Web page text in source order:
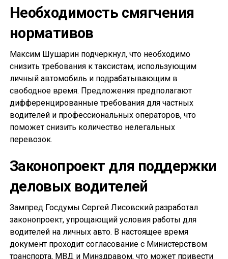
Необходимость смягчения
нормативов
Максим Шушарин подчеркнул, что необходимо
снизить требования к таксистам, использующим
личный автомобиль и подрабатывающим в
свободное время. Предложения предполагают
дифференцированные требования для частных
водителей и профессиональных операторов, что
поможет снизить количество нелегальных
перевозок.
Законопроект для поддержки
деловых водителей
Зампред Госдумы Сергей Лисовский разработал
законопроект, упрощающий условия работы для
водителей на личных авто. В настоящее время
документ проходит согласование с Министерством
транспорта, МВД и Минздравом, что может привести